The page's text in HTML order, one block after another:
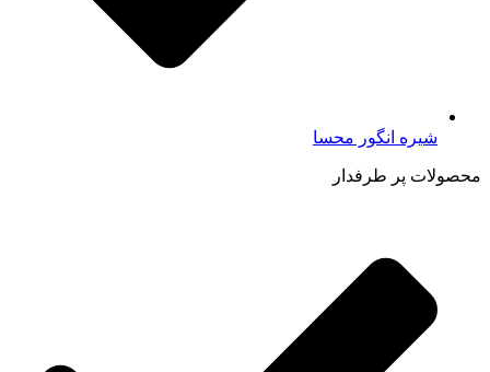
شیره انگور محسا
محصولات پر طرفدار